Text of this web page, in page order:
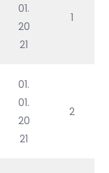
01.
20
21
1
01.
01.
20
21
2